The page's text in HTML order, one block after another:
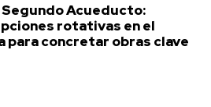
Acueducto:
rotativas en el
para concretar obras clave